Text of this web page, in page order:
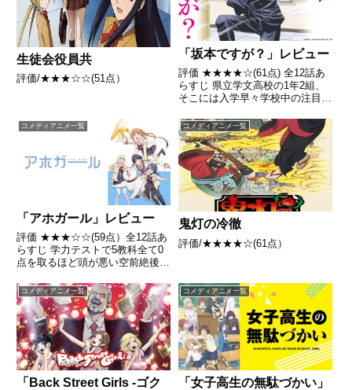
生徒会役員共
評価/★★★☆☆(51点）
「坂本ですが？」レビュー
評価 ★★★★☆(61点) 全12話あ
らすじ 県立学文高校の1年2組、
そこには入学早々学校中の注目を
注目を集める要因は彼のその行動
の美しさにあった。 引用-
Wikipedia
コメディアニメ一覧
「アホガール」レビュー
評価 ★★★☆☆(59点）全12話あ
らすじ 学力テストで5教科全て0
点を取るほど頭が悪い空前絶後の
の「あっくん」こと阿久津明に説
教を受けても的外れな返答しかで
きず引用 - Wikipedia
コメディアニメ一覧
鬼灯の冷徹
評価/★★★★☆(61点）
コメディアニメ一覧
「Back Street Girls -ゴク
コメディアニメ一覧
「女子高生の無駄づかい」